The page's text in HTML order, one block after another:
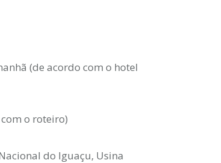
(de acordo com o hotel
o roteiro)
do Iguaçu, Usina